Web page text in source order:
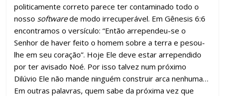
politicamente correto parece ter contaminado todo o
nosso softwarede modo irrecuperável. Em Gênesis 6:6
encontramos o versículo: “Então arrependeu-se o
Senhor de haver feito o homem sobre a terra e pesou-
lhe em seu coração”. Hoje Ele deve estar arrependido
por ter avisado Noé. Por isso talvez num próximo
Dilúvio Ele não mande ninguém construir arca nenhuma…
Em outras palavras, quem sabe da próxima vez que